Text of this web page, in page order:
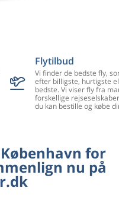
Flytilbud
Vi finder de bedste fly,
efter billigste, hurtigste
bedste. Vi viser fly fra
forskellige
du kan bestille og købe
for
nu på